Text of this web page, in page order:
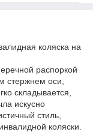
коляска на
распоркой
стержнем оси,
складывается,
искусно
стиль,
коляски.